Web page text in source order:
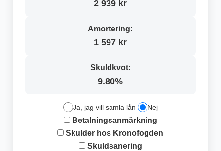
2 939 kr
Amortering:
1 597 kr
Skuldkvot:
9.80%
Ja, jag vill samla lån Nej
Betalningsanmärkning
Skulder hos Kronofogden
Skuldsanering